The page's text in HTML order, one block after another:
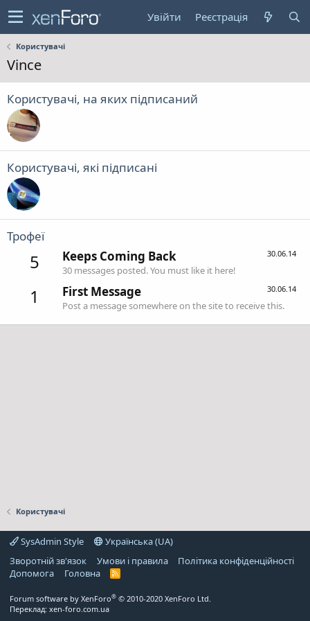
Увійти Реєстрація
Користувачі
Vince
Користувачі, на яких підписаний
Користувачі, які підписані
Трофеї
5 30.06.14
Keeps Coming Back
30 messages posted. You must like it here!
1 30.06.14
First Message
Post a message somewhere on the site to receive this.
Користувачі
SysAdmin Style
Українська (UA)
Зворотній зв'язок
Умови і правила
Політика конфіденційності
Дoпoмoга
Головна
R
Forum software by XenForo® © 2010-2020 XenForo Ltd.
Переклад: xen-foro.com.ua